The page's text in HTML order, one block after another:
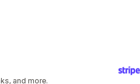
and more.